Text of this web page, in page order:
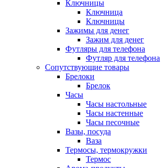
Ключницы
Ключница
Ключницы
Зажимы для денег
Зажим для денег
Футляры для телефона
Футляр для телефона
Сопутствующие товары
Брелоки
Брелок
Часы
Часы настольные
Часы настенные
Часы песочные
Вазы, посуда
Ваза
Термосы, термокружки
Термос